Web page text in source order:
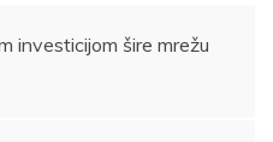
investicijom šire mrežu